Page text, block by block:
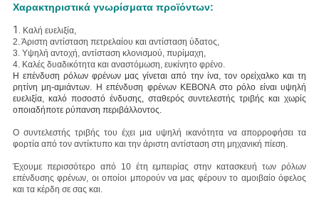
Χαρακτηριστικά γνωρίσματα προϊόντων:
1. Καλή ευελιξία,
2. Άριστη αντίσταση πετρελαίου και αντίσταση ύδατος,
3. Υψηλή αντοχή, αντίσταση κλονισμού, πυρίμαχη,
4. Καλές δυαδικότητα και αναστόμωση, ευκίνητο φρένο.
Η επένδυση ρόλων φρένων μας γίνεται από την ίνα, τον ορείχαλκο και τη
ρητίνη μη-αμιάντων. Η επένδυση φρένων KEBONA στο ρόλο είναι υψηλή
ευελιξία, καλό ποσοστό ένδυσης, σταθερός συντελεστής τριβής και χωρίς
οποιαδήποτε ρύπανση περιβάλλοντος.
Ο συντελεστής τριβής του έχει μια υψηλή ικανότητα να απορροφήσει τα
φορτία από τον αντίκτυπο και την άριστη αντίσταση στη μηχανική πίεση.
Έχουμε περισσότερο από 10 έτη εμπειρίας στην κατασκευή των ρόλων
επένδυσης φρένων, οι οποίοι μπορούν να μας φέρουν το αμοιβαίο όφελος
και τα κέρδη σε σας και.